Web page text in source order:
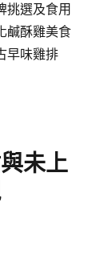
挑選及食用
鹹酥雞美食
早味雞排
未上